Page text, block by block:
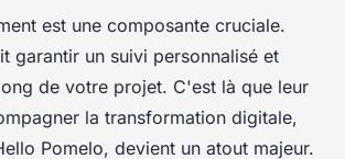
est une composante cruciale.
garantir un suivi personnalisé et
de votre projet. C'est là que leur
la transformation digitale,
Pomelo, devient un atout majeur.